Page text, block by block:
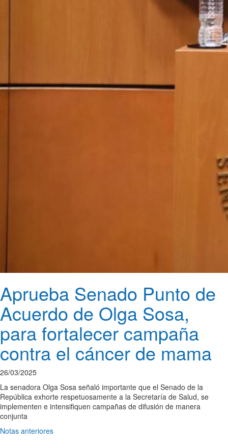
Aprueba Senado Punto de
Acuerdo de Olga Sosa,
para fortalecer campaña
contra el cáncer de mama
26/03/2025
La senadora Olga Sosa señaló importante que el Senado de la
República exhorte respetuosamente a la Secretaría de Salud, se
implementen e intensifiquen campañas de difusión de manera
conjunta
Notas anteriores